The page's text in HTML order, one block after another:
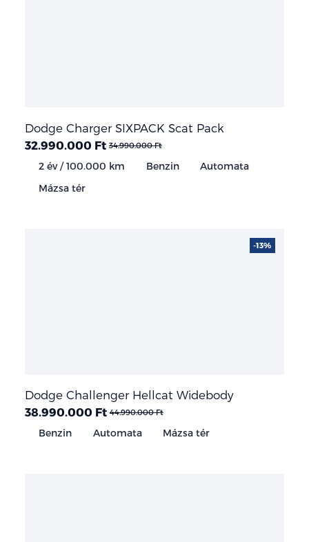
Dodge Charger SIXPACK Scat Pack
32.990.000 Ft 34.990.000 Ft
2 év / 100.000 km Benzin
Automata
Mázsa tér
Dodge Challenger Hellcat Widebody
38.990.000 Ft 44.990.000 Ft
Benzin Automata Mázsa tér
-13%